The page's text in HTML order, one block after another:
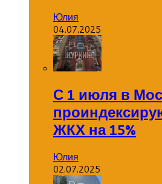
Юлия
04.07.2025
С 1 июля в
ЖКХ на 15%
Юлия
02.07.2025